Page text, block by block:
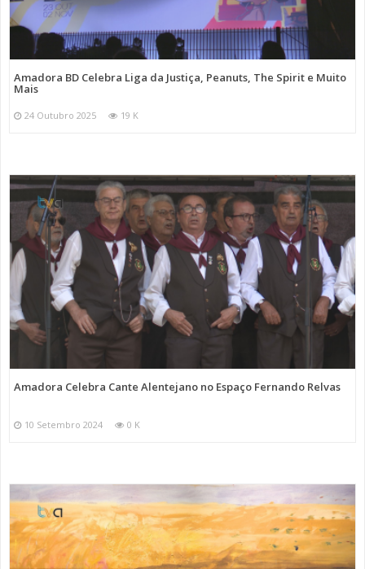
Amadora BD Celebra Liga da Justiça, Peanuts, The Spirit e Muito
Mais
24 Outubro 2025 19 K
Amadora Celebra Cante Alentejano no Espaço Fernando Relvas
10 Setembro 2024 0 K